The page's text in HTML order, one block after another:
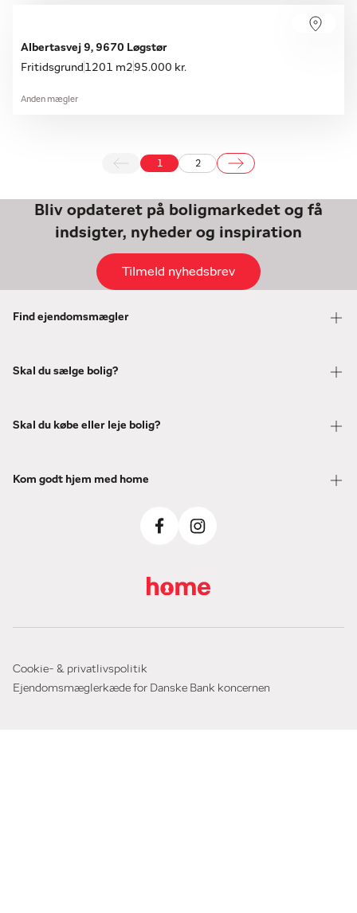
Albertasvej 9, 9670 Løgstør
Fritidsgrund 1201 m2 95.000 kr.
Anden mægler
2
Bliv opdateret på boligmarkedet og få
indsigter, nyheder og inspiration
Tilmeld nyhedsbrev
Find ejendomsmægler
Skal du sælge bolig?
Skal du købe eller leje bolig?
Kom godt hjem med home
Cookie- & privatlivspolitik
Ejendomsmæglerkæde for Danske Bank koncernen